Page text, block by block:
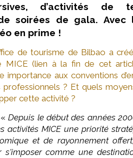
d’activités de
soirées de gala. Avec
en prime !
de tourisme de Bilbao a
MICE (lien à la fin de cet
importance aux conventions
professionnels ? Et quels
cette activité ?
«Depuis le début des années
activités MICE une priorité
et de rayonnement
s'imposer comme une